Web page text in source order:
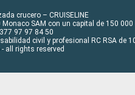
crucero – CRUISELINE
SAM con un capital de 150 000
97 97 84 50
civil y profesional RC RSA de
- all rights reserved